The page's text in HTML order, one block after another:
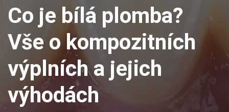
Co je bílá plomba?
Vše o kompozitních
výplních a jejich
výhodách